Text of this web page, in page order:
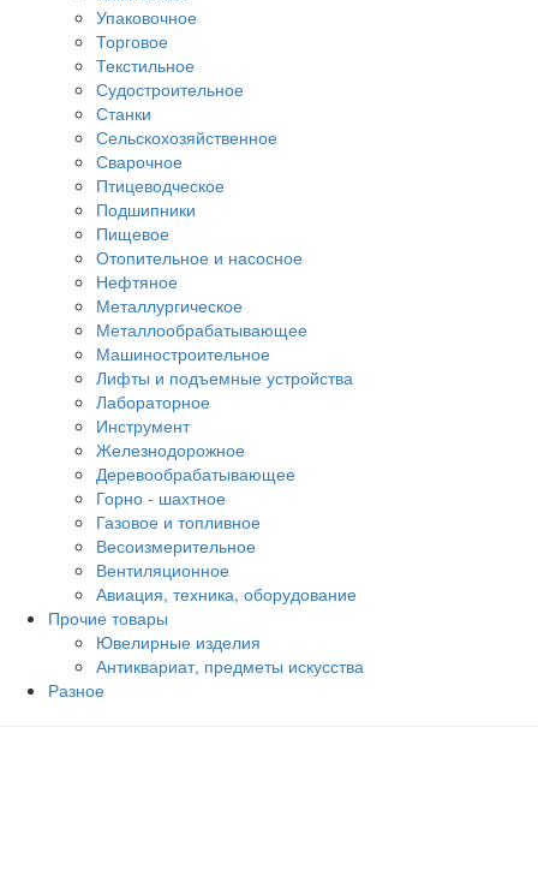
Упаковочное
Торговое
Текстильное
Судостроительное
Станки
Сельскохозяйственное
Сварочное
Птицеводческое
Подшипники
Пищевое
Отопительное и насосное
Нефтяное
Металлургическое
Металлообрабатывающее
Машиностроительное
Лифты и подъемные устройства
Лабораторное
Инструмент
Железнодорожное
Деревообрабатывающее
Горно - шахтное
Газовое и топливное
Весоизмерительное
Вентиляционное
Авиация, техника, оборудование
Прочие товары
Ювелирные изделия
Антиквариат, предметы искусства
Разное